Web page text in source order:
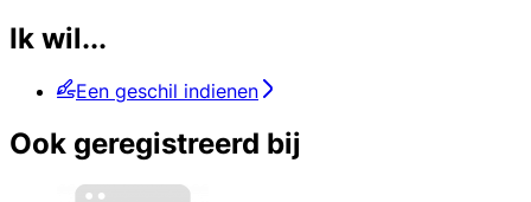
Ik wil...
Een geschil indienen
Ook geregistreerd bij